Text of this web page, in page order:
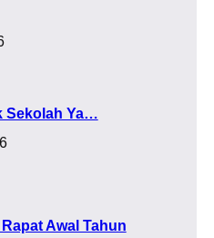
Sekolah Ya…
Awal Tahun